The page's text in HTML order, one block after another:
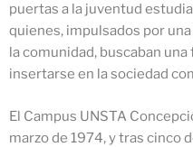
puertas a la juventud
quienes, impulsados por
la comunidad, buscaban
insertarse en la sociedad
El Campus UNSTA
marzo de 1974, y tras cinco